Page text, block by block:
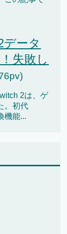
データ
失敗し
2は、ゲ
。初代
機能...